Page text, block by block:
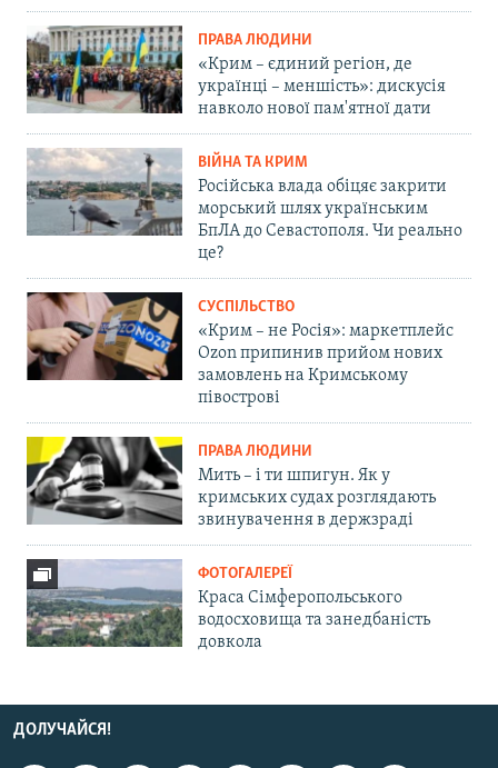
ПРАВА ЛЮДИНИ
«Крим – єдиний регіон, де
українці – меншість»: дискусія
навколо нової пам'ятної дати
ВІЙНА ТА КРИМ
Російська влада обіцяє закрити
морський шлях українським
БпЛА до Севастополя. Чи реально
це?
СУСПІЛЬСТВО
«Крим – не Росія»: маркетплейс
Ozon припинив прийом нових
замовлень на Кримському
півострові
ПРАВА ЛЮДИНИ
Мить – і ти шпигун. Як у
кримських судах розглядають
звинувачення в держзраді
ФОТОГАЛЕРЕЇ
Краса Сімферопольського
водосховища та занедбаність
довкола
ДОЛУЧАЙСЯ!